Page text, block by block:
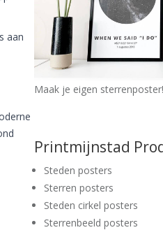
aan
Maak je eigen sterrenposter!
Printmijnstad
Steden posters
Sterren posters
Steden cirkel posters
Sterrenbeeld posters